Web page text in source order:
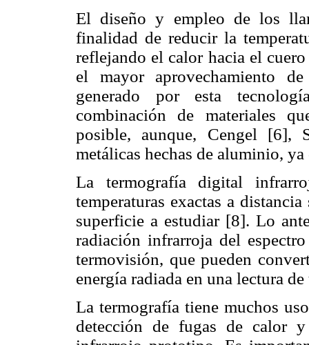
El diseño y empleo de los
finalidad de reducir la
reflejando el calor hacia el
el mayor aprovechamiento
generado por esta
combinación de materiales
posible, aunque, Cengel [6],
metálicas hechas de aluminio,
La termografía digital
temperaturas exactas a
superficie a estudiar [8]. Lo
radiación infrarroja del
termovisión, que pueden
energía radiada en una lectura
La termografía tiene muchos
detección de fugas de calor